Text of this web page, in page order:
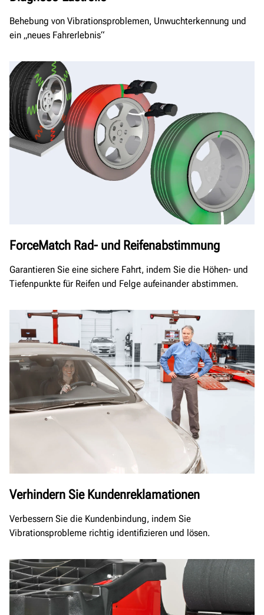
Behebung von Vibrationsproblemen, Unwuchterkennung und
ein „neues Fahrerlebnis“
ForceMatch Rad- und Reifenabstimmung
Garantieren Sie eine sichere Fahrt, indem Sie die Höhen- und
Tiefenpunkte für Reifen und Felge aufeinander abstimmen.
Verhindern Sie Kundenreklamationen
Verbessern Sie die Kundenbindung, indem Sie
Vibrationsprobleme richtig identifizieren und lösen.